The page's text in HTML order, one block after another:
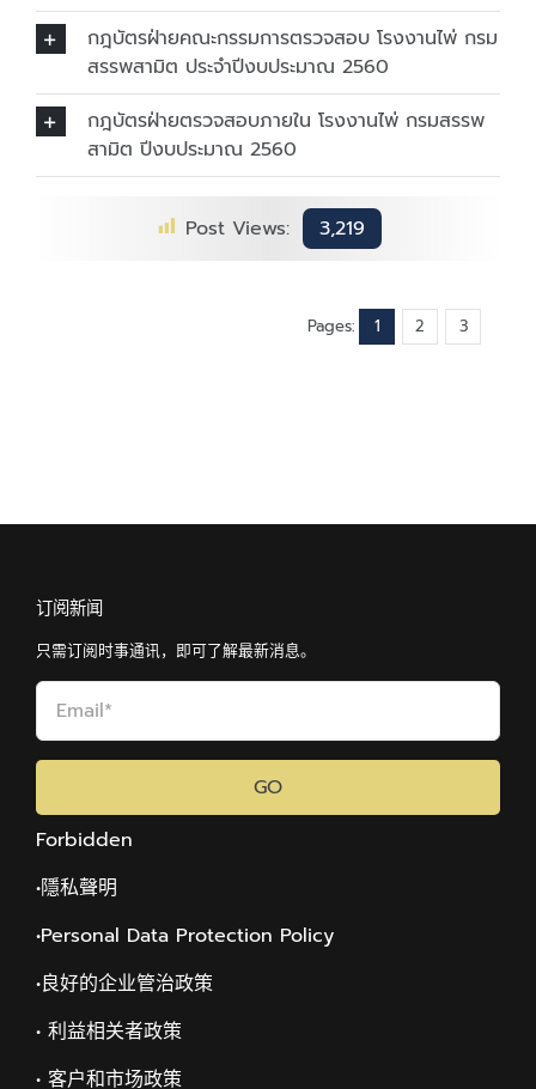
กฎบัตรฝ่ายคณะกรรมการตรวจสอบ โรงงานไพ่ กรม
สรรพสามิต ประจำปีงบประมาณ 2560
กฎบัตรฝ่ายตรวจสอบภายใน โรงงานไพ่ กรมสรรพ
สามิต ปีงบประมาณ 2560
Post Views: 3,219
Pages: 1 2 3
订阅新闻
只需订阅时事通讯，即可了解最新消息。
GO
Forbidden
•隱私聲明
•Personal Data Protection Policy
•良好的企业管治政策
• 利益相关者政策
• 客户和市场政策